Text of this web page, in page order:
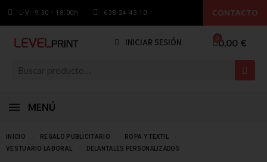
L-V: 9.30 - 18:00h 638 24 43 10 CONTACTO
INICIAR SESIÓN 0,00 €
MENÚ
INICIO REGALO PUBLICITARIO
ROPA Y TEXTIL
VESTUARIO LABORAL
DELANTALES PERSONALIZADOS